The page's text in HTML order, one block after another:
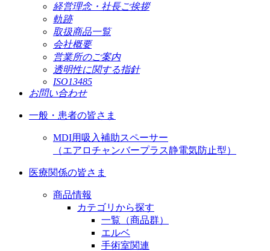
経営理念・社長ご挨拶
軌跡
取扱商品一覧
会社概要
営業所のご案内
透明性に関する指針
ISO13485
お問い合わせ
一般・患者の皆さま
MDI用吸入補助スペーサー
（エアロチャンバープラス静電気防止型）
医療関係の皆さま
商品情報
カテゴリから探す
一覧（商品群）
エルベ
手術室関連